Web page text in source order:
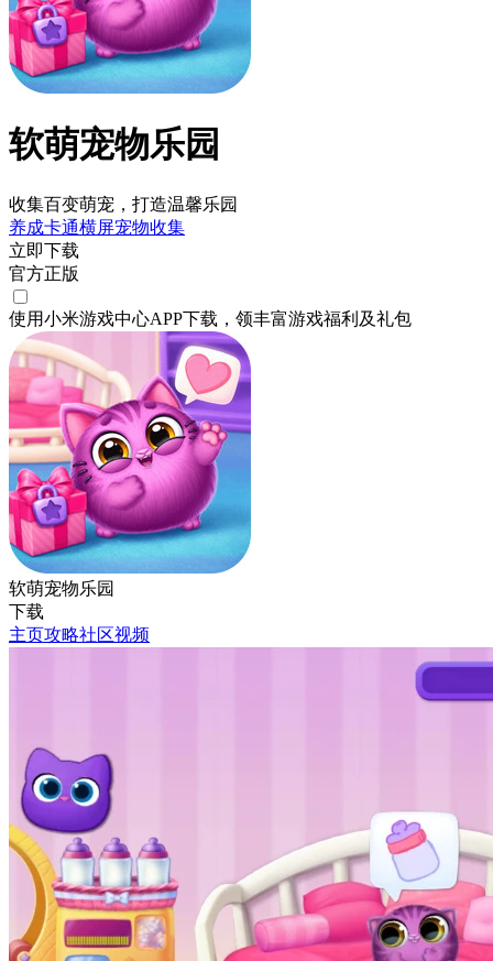
软萌宠物乐园
收集百变萌宠，打造温馨乐园
养成卡通横屏宠物收集
立即下载
官方正版
使用小米游戏中心APP下载 ，领丰富游戏福利 及礼包
软萌宠物乐园
下载
主页攻略社区视频